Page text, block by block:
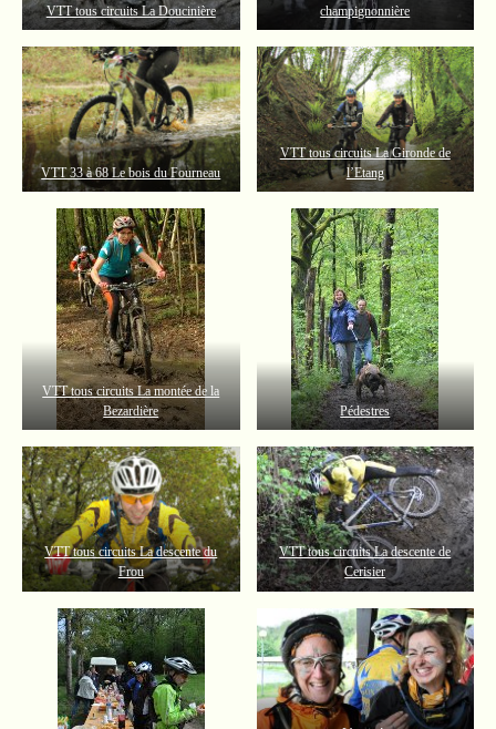
VTT tous circuits La Doucinière
champignonnière
VTT 33 à 68 Le bois du Fourneau
VTT tous circuits La Gironde de
l’Etang
VTT tous circuits La montée de la
Bezardière
Pédestres
VTT tous circuits La descente du
Frou
VTT tous circuits La descente de
Cerisier